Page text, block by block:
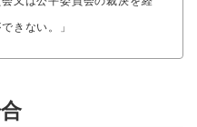
きない。」